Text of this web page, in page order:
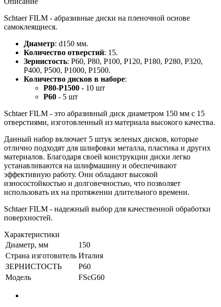
Schtaer FILM - абразивные диски на пленочной основе
самоклеящиеся.
Диаметр: d150 мм.
Количество отверстий: 15.
Зернистость: Р60, Р80, Р100, Р120, Р180, P280, P320,
P400, Р500, Р1000, Р1500.
Количество дисков в наборе:
Р80-Р1500 - 10 шт
Р60 - 5 шт
Schtaer FILM - это абразивный диск диаметром 150 мм с 15
отверстиями, изготовленный из материала высокого качества.
Данный набор включает 5 штук зеленых дисков, которые
отлично подходят для шлифовки металла, пластика и других
материалов. Благодаря своей конструкции диски легко
устанавливаются на шлифмашину и обеспечивают
эффективную работу. Они обладают высокой
износостойкостью и долговечностью, что позволяет
использовать их на протяжении длительного времени.
Schtaer FILM - надежный выбор для качественной обработки
поверхностей.
Характеристики
Диаметр, мм
150
Страна изготовитель Италия
ЗЕРНИСТОСТЬ
P60
Модель
FScG60